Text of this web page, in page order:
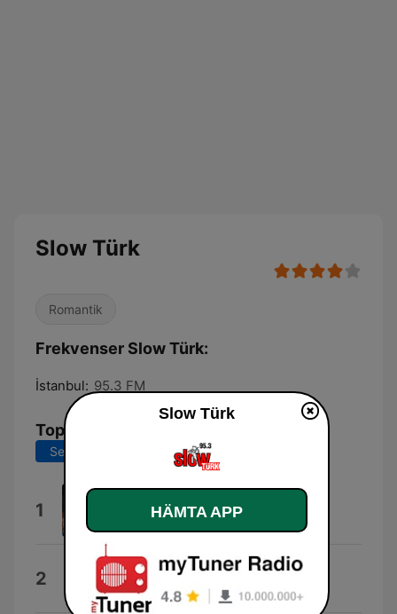
Slow Türk
Romantik
Frekvenser Slow Türk:
İstanbul: 95.3 FM
Topplåtar
Senaste 7 dagarna Senaste 30 dagarna
1 Adı İntikamdı
Mustafa Sandal
2 İki Tas Çorba
Mustafa Sandal
Slow Türk
HÄMTA APP